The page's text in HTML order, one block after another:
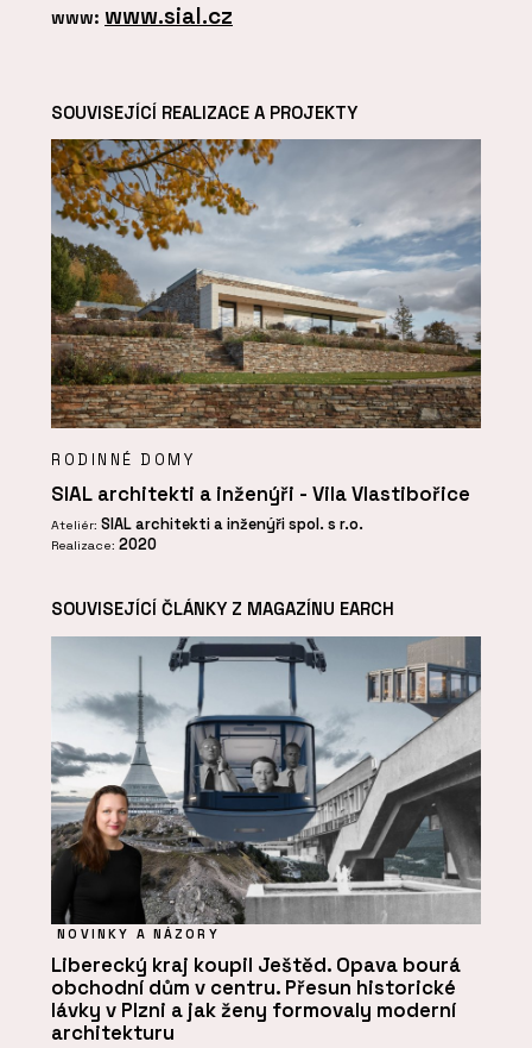
www: www.sial.cz
SOUVISEJÍCÍ REALIZACE A PROJEKTY
RODINNÉ DOMY
SIAL architekti a inženýři - Vila Vlastibořice
Ateliér: SIAL architekti a inženýři spol. s r.o.
Realizace: 2020
SOUVISEJÍCÍ ČLÁNKY Z MAGAZÍNU EARCH
NOVINKY A NÁZORY
Liberecký kraj koupil Ještěd. Opava bourá
obchodní dům v centru. Přesun historické
lávky v Plzni a jak ženy formovaly moderní
architekturu